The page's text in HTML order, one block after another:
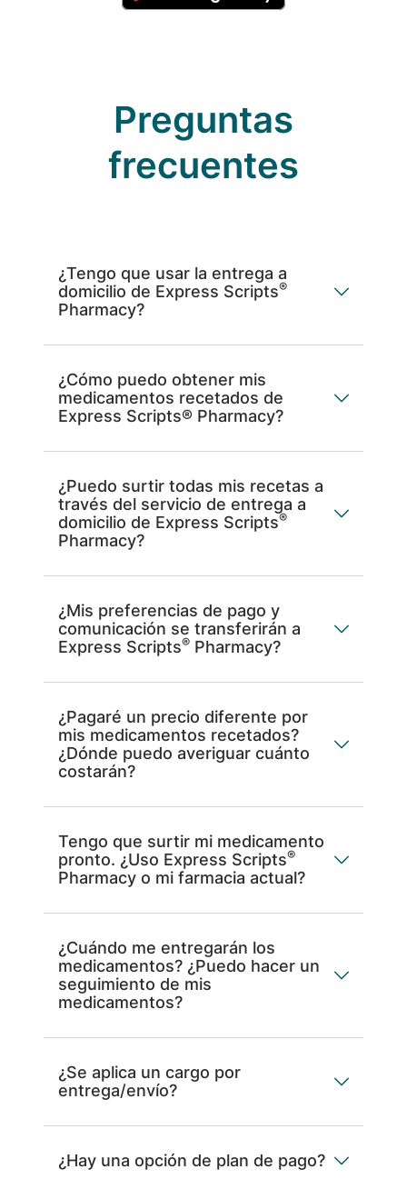
Preguntas
frecuentes
¿Tengo que usar la entrega a
domicilio de Express Scripts®
Pharmacy?
¿Cómo puedo obtener mis
medicamentos recetados de
Express Scripts® Pharmacy?
¿Puedo surtir todas mis recetas a
través del servicio de entrega a
domicilio de Express Scripts®
Pharmacy?
¿Mis preferencias de pago y
comunicación se transferirán a
Express Scripts® Pharmacy?
¿Pagaré un precio diferente por
mis medicamentos recetados?
¿Dónde puedo averiguar cuánto
costarán?
Tengo que surtir mi medicamento
pronto. ¿Uso Express Scripts®
Pharmacy o mi farmacia actual?
¿Cuándo me entregarán los
medicamentos? ¿Puedo hacer un
seguimiento de mis
medicamentos?
¿Se aplica un cargo por
entrega/envío?
¿Hay una opción de plan de pago?